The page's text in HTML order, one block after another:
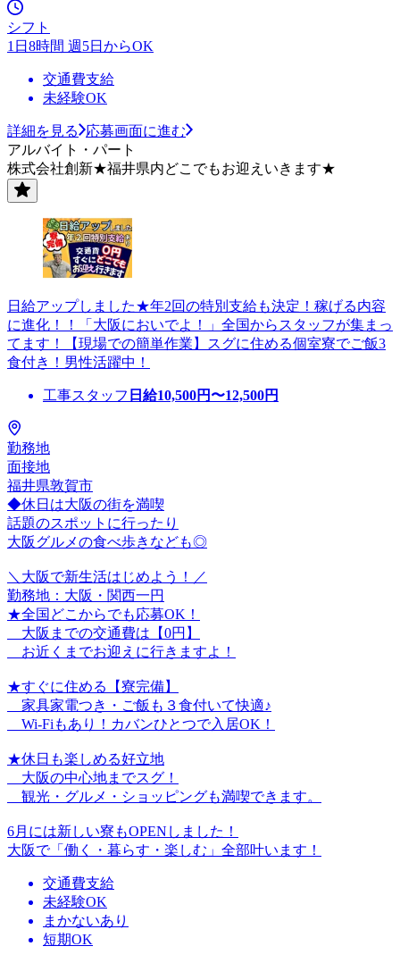
シフト
1日8時間 週5日からOK
交通費支給
未経験OK
詳細を見る
応募画面に進む
アルバイト・パート
株式会社創新★福井県内どこでもお迎えいきます★
日給アップしました★年2回の特別支給も決定！稼げる内容
に進化！！「大阪においでよ！」全国からスタッフが集まっ
てます！【現場での簡単作業】スグに住める個室寮でご飯3
食付き！男性活躍中！
工事スタッフ 日給10,500円〜12,500円
勤務地
面接地
福井県敦賀市
◆休日は大阪の街を満喫
話題のスポットに行ったり
大阪グルメの食べ歩きなども◎
＼大阪で新生活はじめよう！／
勤務地：大阪・関西一円
★全国どこからでも応募OK！
大阪までの交通費は【0円】
お近くまでお迎えに行きますよ！
★すぐに住める【寮完備】
家具家電つき・ご飯も３食付いて快適♪
Wi-Fiもあり！カバンひとつで入居OK！
★休日も楽しめる好立地
大阪の中心地までスグ！
観光・グルメ・ショッピングも満喫できます。
6月には新しい寮もOPENしました！
大阪で「働く・暮らす・楽しむ」全部叶います！
交通費支給
未経験OK
まかないあり
短期OK